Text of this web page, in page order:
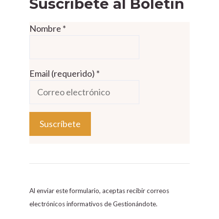
Suscríbete al Boletín
Nombre *
Email (requerido) *
o
s
t
Al enviar este formulario, aceptas recibir correos
electrónicos informativos de Gestionándote.